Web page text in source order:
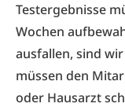
Testergebnisse
Wochen
ausfallen, sind
müssen den
oder Hausarzt